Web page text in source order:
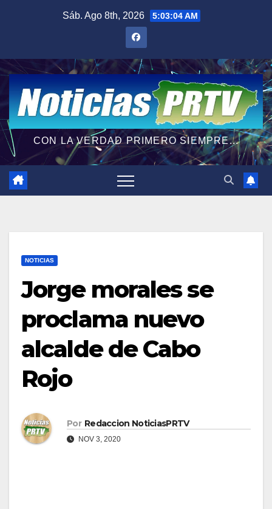
Sáb. Ago 8th, 2026 5:03:05 AM
CON LA VERDAD PRIMERO SIEMPRE...
NOTICIAS
Jorge morales se
proclama nuevo
alcalde de Cabo
Rojo
Por Redaccion NoticiasPRTV
NOV 3, 2020